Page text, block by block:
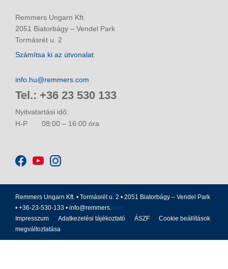
Remmers Ungarn Kft.
2051 Biatorbágy – Vendel Park
Tormásrét u. 2
Számítsa ki az útvonalat
info.hu@remmers.com
Tel.: +36 23 530 133
Nyitvatartási idő:
H-P
08:00 – 16:00 óra
Remmers Ungarn Kft. • Tormásrét u. 2 • 2051 Biatorbágy – Vendel Park
• +36-23-530-133 • info@remmers. com
Impresszum
Adatkezelési tájékoztató ÁSZF
Cookie beállítások
megváltoztatása